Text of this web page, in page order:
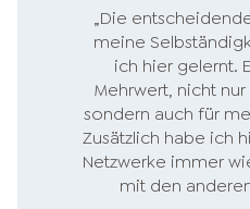
„Die
meine
ich hier gelernt.
Mehrwert, nicht
sondern auch für
Zusätzlich habe ich
Netzwerke immer
mit den